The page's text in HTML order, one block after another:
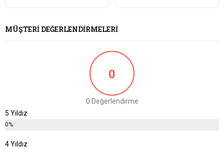
-
MÜŞTERI DEĞERLENDIRMELERI
0
0 Değerlendirme
5 Yıldız
0%
4 Yıldız